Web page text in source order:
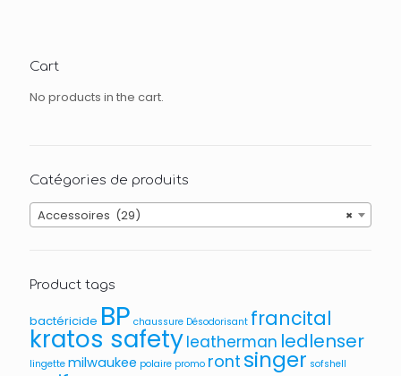
Cart
No products in the cart.
Catégories de produits
×
Accessoires (29)
Product tags
bactéricide BP chaussure Désodorisant francital
kratos safetyleatherman ledlenser
lingette milwaukee polaire promo ront singer sofshell